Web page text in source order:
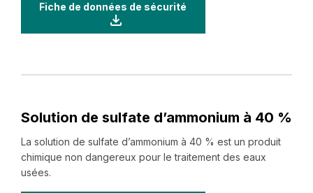
Fiche de données de sécurité
Solution de sulfate d’ammonium à 40 %
La solution de sulfate d’ammonium à 40 % est un produit
chimique non dangereux pour le traitement des eaux
usées.